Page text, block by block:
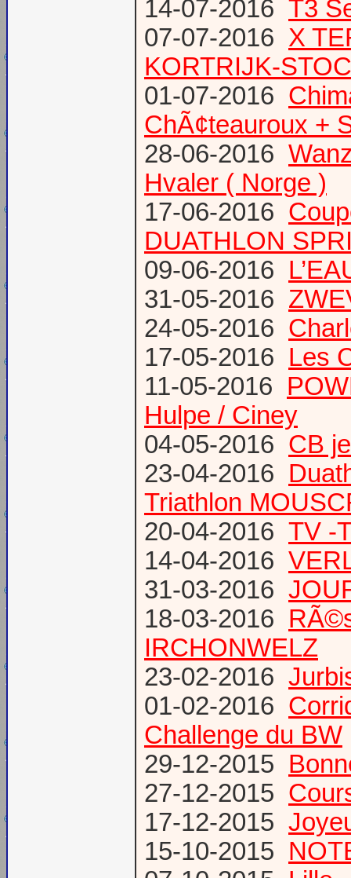
14-07-2016 T3
07-07-2016 X
KORTRIJK-
01-07-2016
ChÃ¢teauroux +
28-06-2016
Hvaler ( Norge )
17-06-2016
DUATHLON
09-06-2016
31-05-2016
24-05-2016
17-05-2016 Les
11-05-2016
Hulpe / Ciney
04-05-2016 CB
23-04-2016
Triathlon
20-04-2016 TV -
14-04-2016
31-03-2016
18-03-2016
IRCHONWELZ
23-02-2016
01-02-2016
Challenge du BW
29-12-2015
27-12-2015
17-12-2015
15-10-2015